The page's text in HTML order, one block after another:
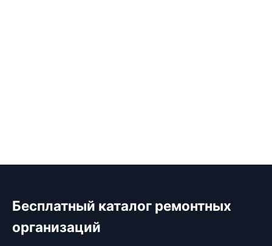
Бесплатный каталог ремонтных
организаций